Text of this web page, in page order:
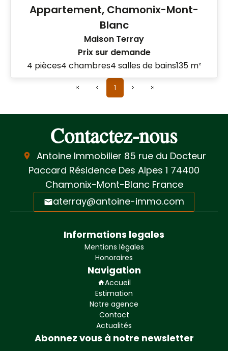
Appartement, Chamonix-Mont-
Blanc
Maison Terray
Prix sur demande
4 pièces4 chambres4 salles de bains135 m²
1
Contactez-nous
Antoine Immobilier 85 rue du Docteur
Paccard Résidence Des Alpes 1 74400
Chamonix-Mont-Blanc France
aterray@antoine-immo.com
Informations legales
Mentions légales
Honoraires
Navigation
Accueil
Estimation
Notre agence
Contact
Actualités
Abonnez vous à notre newsletter